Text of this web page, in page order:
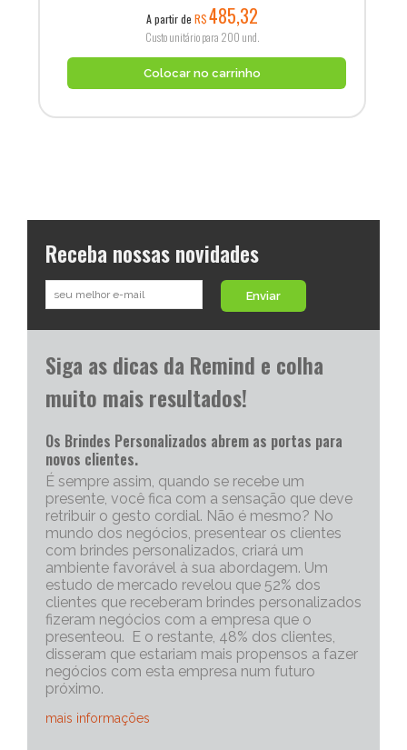
A partir de R$485,32
Custo unitário para 200 und.
Colocar no carrinho
Receba nossas novidades
Enviar
Siga as dicas da Remind e colha
muito mais resultados!
Os Brindes Personalizados abrem as portas para
novos clientes.
É sempre assim, quando se recebe um
presente, você fica com a sensação que deve
retribuir o gesto cordial. Não é mesmo? No
mundo dos negócios, presentear os clientes
com brindes personalizados, criará um
ambiente favorável à sua abordagem. Um
estudo de mercado revelou que 52% dos
clientes que receberam brindes personalizados
fizeram negócios com a empresa que o
presenteou. E o restante, 48% dos clientes,
disseram que estariam mais propensos a fazer
negócios com esta empresa num futuro
próximo.
mais informações